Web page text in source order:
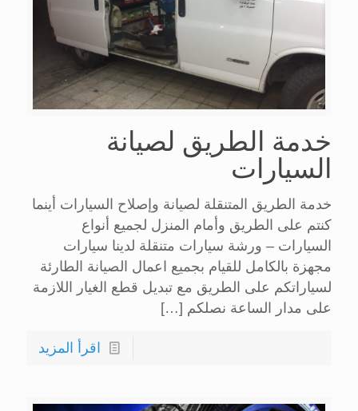
خدمة الطريق لصيانة
السيارات
خدمة الطريق المتنقلة لصيانة وإصلاح السيارات أينما
كنتم على الطريق وأمام المنزل لجميع أنواع
السيارات – ورشة سيارات متنقلة لدينا سيارات
مجهزة بالكامل للقيام بجميع اعمال الصيانة الطارئة
لسياراتكم على الطريق مع تبديل قطع الغيار اللازمة
على مدار الساعة نصلكم […]
اقرأ المزيد